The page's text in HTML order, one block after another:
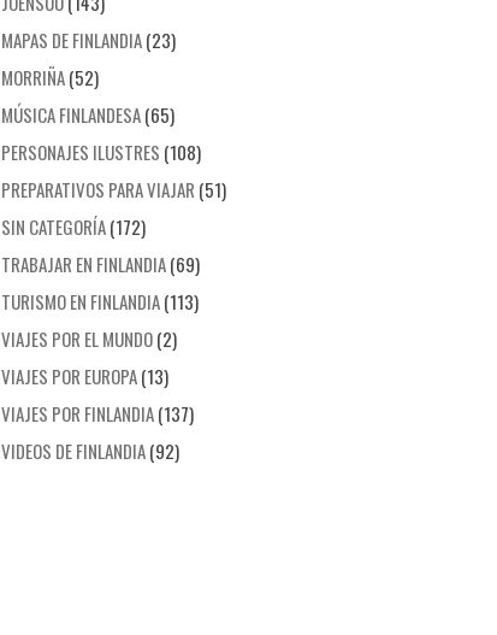
MAPAS DE FINLANDIA(23)
MORRIÑA(52)
MÚSICA FINLANDESA(65)
PERSONAJES ILUSTRES (108)
PREPARATIVOS PARA VIAJAR (51)
SIN CATEGORÍA(172)
TRABAJAR EN FINLANDIA(69)
TURISMO EN FINLANDIA(113)
VIAJES POR EL MUNDO(2)
VIAJES POR EUROPA(13)
VIAJES POR FINLANDIA(137)
VIDEOS DE FINLANDIA(92)